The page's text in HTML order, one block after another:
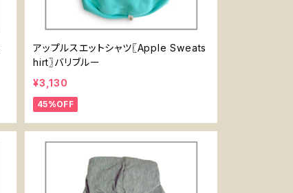
アップルスエットシャツ〖Apple Sweats
hirt〗バリブルー
¥3,130
45%OFF